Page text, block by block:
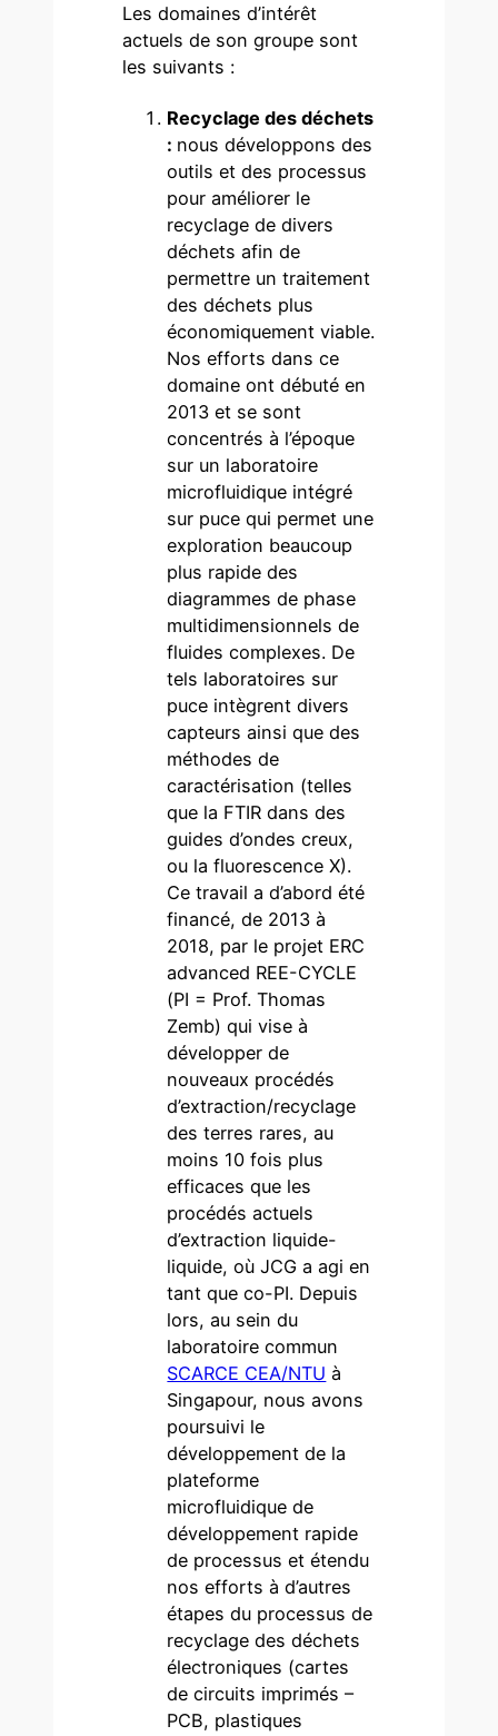
Les domaines d’intérêt
actuels de son groupe sont
les suivants :
Recyclage des déchets
: nous développons des
outils et des processus
pour améliorer le
recyclage de divers
déchets afin de
permettre un traitement
des déchets plus
économiquement viable.
Nos efforts dans ce
domaine ont débuté en
2013 et se sont
concentrés à l’époque
sur un laboratoire
microfluidique intégré
sur puce qui permet une
exploration beaucoup
plus rapide des
diagrammes de phase
multidimensionnels de
fluides complexes. De
tels laboratoires sur
puce intègrent divers
capteurs ainsi que des
méthodes de
caractérisation (telles
que la FTIR dans des
guides d’ondes creux,
ou la fluorescence X).
Ce travail a d’abord été
financé, de 2013 à
2018, par le projet ERC
advanced REE-CYCLE
(PI = Prof. Thomas
Zemb) qui vise à
développer de
nouveaux procédés
d’extraction/recyclage
des terres rares, au
moins 10 fois plus
efficaces que les
procédés actuels
d’extraction liquide-
liquide, où JCG a agi en
tant que co-PI. Depuis
lors, au sein du
laboratoire commun
SCARCE CEA/NTU à
Singapour, nous avons
poursuivi le
développement de la
plateforme
microfluidique de
développement rapide
de processus et étendu
nos efforts à d’autres
étapes du processus de
recyclage des déchets
électroniques (cartes
de circuits imprimés –
PCB, plastiques